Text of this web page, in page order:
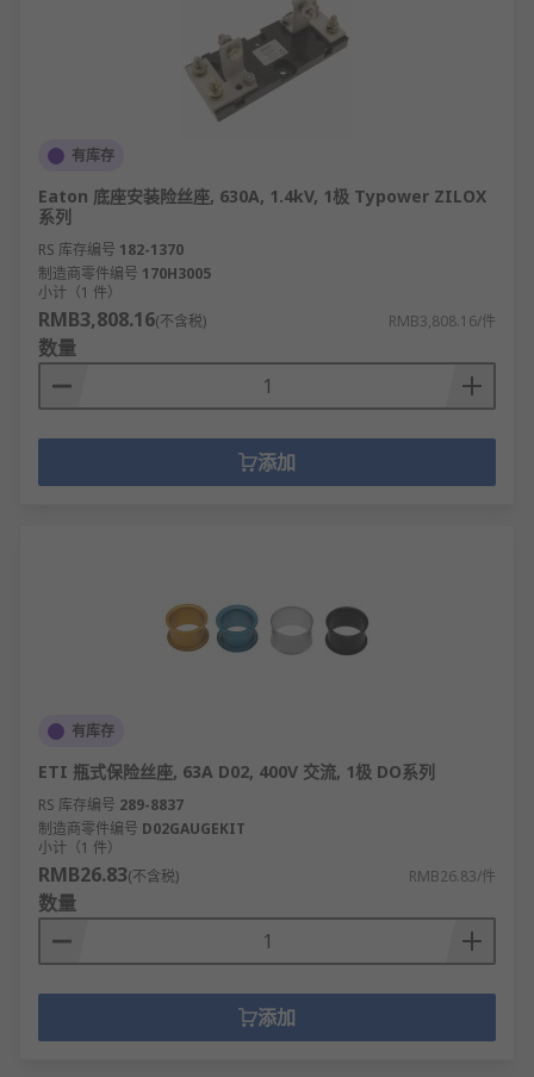
有库存
Eaton 底座安装险丝座, 630A, 1.4kV, 1极 Typower ZILOX
系列
RS 库存编号 182-1370
制造商零件编号 170H3005
小计（1 件）
RMB3,808.16(不含税) RMB3,808.16/件
数量
添加
有库存
ETI 瓶式保险丝座, 63A D02, 400V 交流, 1极 DO系列
RS 库存编号 289-8837
制造商零件编号 D02GAUGEKIT
小计（1 件）
RMB26.83(不含税) RMB26.83/件
数量
添加